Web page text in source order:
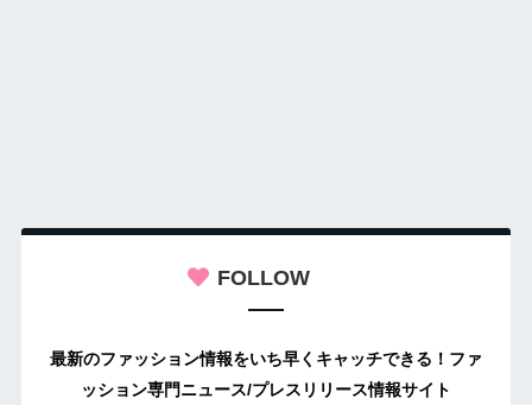
FOLLOW
最新のファッション情報をいち早くキャッチできる！ファ
ッション専門ニュース/プレスリリース情報サイト